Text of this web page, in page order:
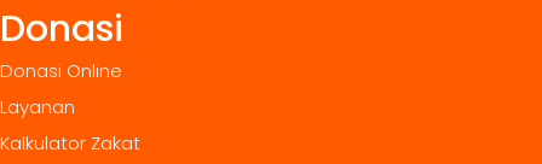
Donasi
Donasi Online
Layanan
Kalkulator Zakat